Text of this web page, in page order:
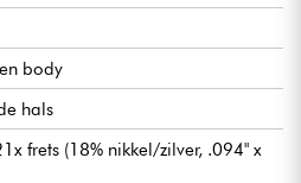
body
hals
frets (18% nikkel/zilver, .094" x